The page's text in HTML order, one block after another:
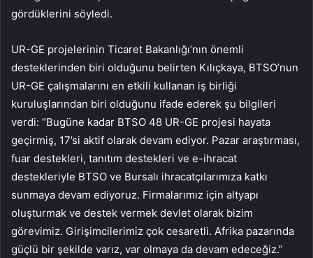
gördüklerini söyledi.
UR-GE projelerinin Ticaret Bakanlığı’nın önemli
desteklerinden biri olduğunu belirten Kılıçkaya, BTSO’nun
UR-GE çalışmalarını en etkili kullanan iş birliği
kuruluşlarından biri olduğunu ifade ederek şu bilgileri
verdi: “Bugüne kadar BTSO 48 UR-GE projesi hayata
geçirmiş, 17’si aktif olarak devam ediyor. Pazar araştırması,
fuar destekleri, tanıtım destekleri ve e-ihracat
destekleriyle BTSO ve Bursalı ihracatçılarımıza katkı
sunmaya devam ediyoruz. Firmalarımız için altyapı
oluşturmak ve destek vermek devlet olarak bizim
görevimiz. Girişimcilerimiz çok cesaretli. Afrika pazarında
güçlü bir şekilde varız, var olmaya da devam edeceğiz.”